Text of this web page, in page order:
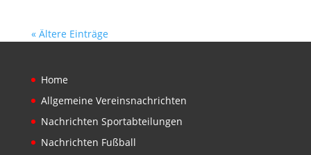
« Ältere Einträge
Home
Allgemeine Vereinsnachrichten
Nachrichten Sportabteilungen
Nachrichten Fußball